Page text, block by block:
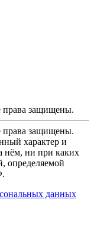
защищены.
защищены.
характер и
нём, ни при каких
определяемой
данных